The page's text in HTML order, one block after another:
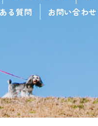
る質問 お問い合わせ